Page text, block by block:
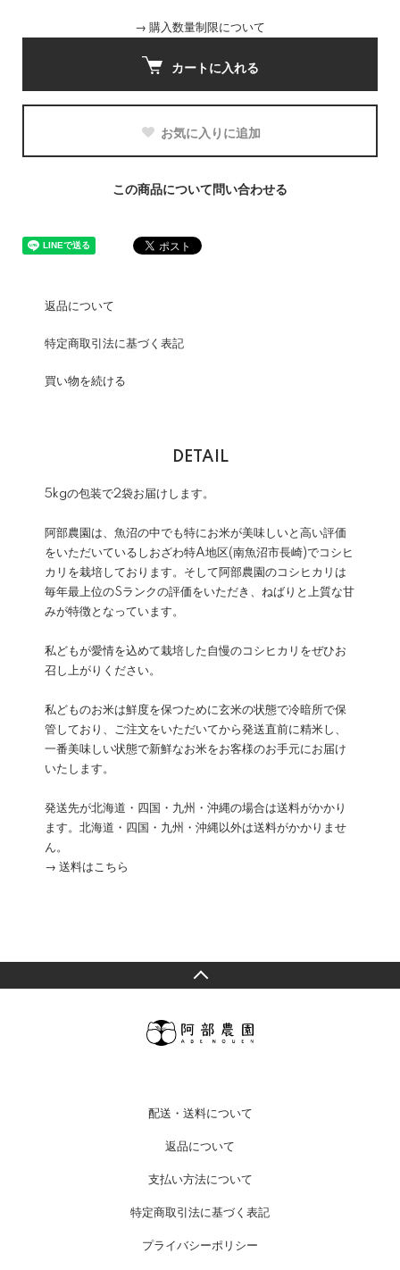
→ 購入数量制限について
カートに入れる
お気に入りに追加
この商品について問い合わせる
返品について
特定商取引法に基づく表記
買い物を続ける
DETAIL
5kgの包装で2袋お届けします。
阿部農園は、魚沼の中でも特にお米が美味しいと高い評価
をいただいているしおざわ特A地区(南魚沼市長崎)でコシヒ
カリを栽培しております。そして阿部農園のコシヒカリは
毎年最上位のSランクの評価をいただき、ねばりと上質な甘
みが特徴となっています。
私どもが愛情を込めて栽培した自慢のコシヒカリをぜひお
召し上がりください。
私どものお米は鮮度を保つために玄米の状態で冷暗所で保
管しており、ご注文をいただいてから発送直前に精米し、
一番美味しい状態で新鮮なお米をお客様のお手元にお届け
いたします。
発送先が北海道・四国・九州・沖縄の場合は送料がかかり
ます。北海道・四国・九州・沖縄以外は送料がかかりませ
ん。
→ 送料はこちら
配送・送料について
返品について
支払い方法について
特定商取引法に基づく表記
プライバシーポリシー